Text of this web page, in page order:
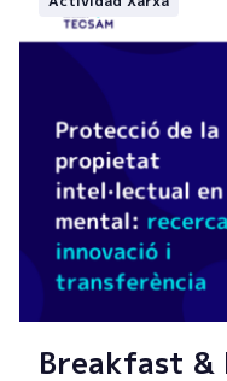
Breakfast &